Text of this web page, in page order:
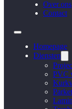
Over ons
Contact
Homepage
Diensten
PVC